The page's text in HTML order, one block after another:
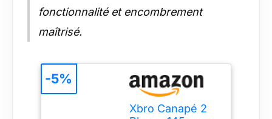
fonctionnalité et encombrement
maîtrisé.
Xbro Canapé 2
-5%